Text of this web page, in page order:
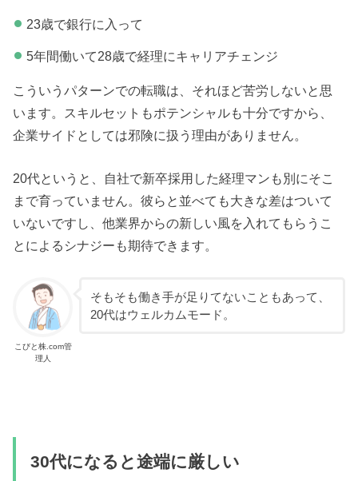
23歳で銀行に入って
5年間働いて28歳で経理にキャリアチェンジ
こういうパターンでの転職は、それほど苦労しないと思
います。スキルセットもポテンシャルも十分ですから、
企業サイドとしては邪険に扱う理由がありません。
20代というと、自社で新卒採用した経理マンも別にそこ
まで育っていません。彼らと並べても大きな差はついて
いないですし、他業界からの新しい風を入れてもらうこ
とによるシナジーも期待できます。
こびと株.com管
理人
そもそも働き手が足りてないこともあって、
20代はウェルカムモード。
30代になると途端に厳しい